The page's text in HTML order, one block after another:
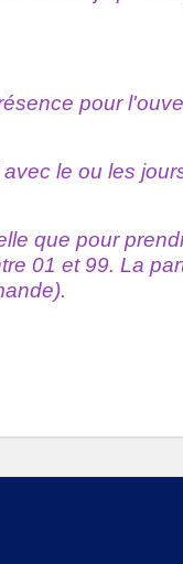
pour
le ou les
que pour
01 et 99. La